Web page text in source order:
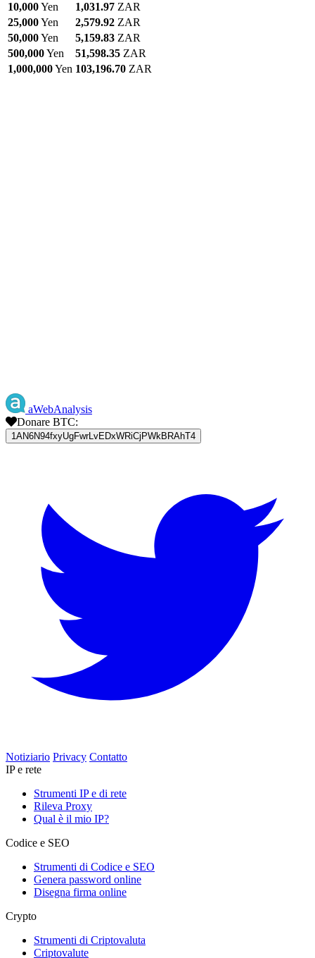
10,000Yen 1,031.97 ZAR
25,000Yen 2,579.92 ZAR
50,000Yen 5,159.83 ZAR
500,000Yen 51,598.35 ZAR
1,000,000Yen 103,196.70 ZAR
aWebAnalysis
Donare BTC:
1AN6N94fxyUgFwrLvEDxWRiCjPWkBRAhT4
Notiziario Privacy Contatto
IP e rete
Strumenti IP e di rete
Rileva Proxy
Qual è il mio IP?
Codice e SEO
Strumenti di Codice e SEO
Genera password online
Disegna firma online
Crypto
Strumenti di Criptovaluta
Criptovalute